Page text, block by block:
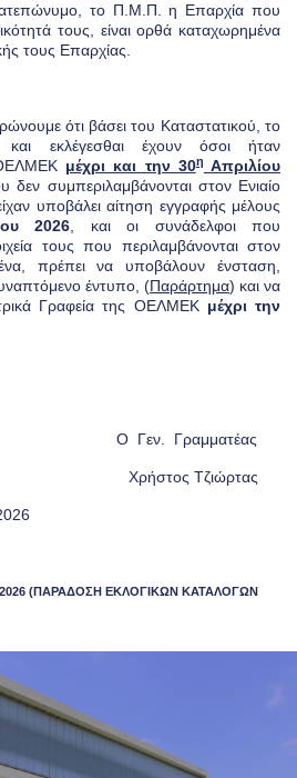
το Π.Μ.Π. η Επαρχία που
τους, είναι ορθά καταχωρημένα
τους Επαρχίας.
ότι βάσει του Καταστατικού, το
και εκλέγεσθαι έχουν όσοι ήταν
μέχρι και την 30η Απριλίου
συμπεριλαμβάνονται στον Ενιαίο
υποβάλει αίτηση εγγραφής μέλους
2026 , και οι συνάδελφοι που
τους που περιλαμβάνονται στον
πρέπει να υποβάλουν ένσταση,
έντυπο, (Παράρτημα) και να
Γραφεία της ΟΕΛΜΕΚ μέχρι την
Γεν. Γραμματέας
Χρήστος Τζιώρτας
(ΠΑΡΑΔΟΣΗ ΕΚΛΟΓΙΚΩΝ ΚΑΤΑΛΟΓΩΝ